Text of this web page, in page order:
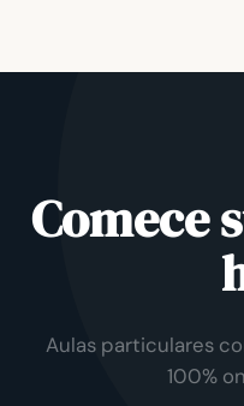
Comece
Aulas particulares
100%